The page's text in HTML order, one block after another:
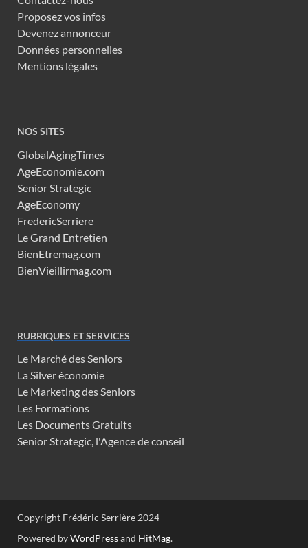
Proposez vos infos
Devenez annonceur
Données personnelles
Mentions légales
NOS SITES
GlobalAgingTimes
AgeEconomie.com
Senior Strategic
AgeEconomy
FredericSerriere
Le Grand Entretien
BienEtremag.com
BienVieillirmag.com
RUBRIQUES ET SERVICES
Le Marché des Seniors
La Silver économie
Le Marketing des Seniors
Les Formations
Les Documents Gratuits
Senior Strategic, l'Agence de conseil
Copyright Frédéric Serrière 2024
Powered byWordPressand HitMag.